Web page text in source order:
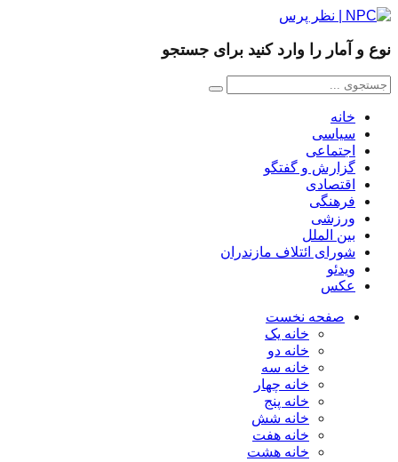
و آمار را وارد کنید برای جستجو
خانه
سیاسی
اجتماعی
گزارش و گفتگو
اقتصادی
فرهنگی
ورزشی
بین الملل
شورای ائتلاف مازندران
ویدئو
عکس
صفحه نخست
خانه یک
خانه دو
خانه سه
خانه چهار
خانه پنج
خانه شش
خانه هفت
خانه هشت